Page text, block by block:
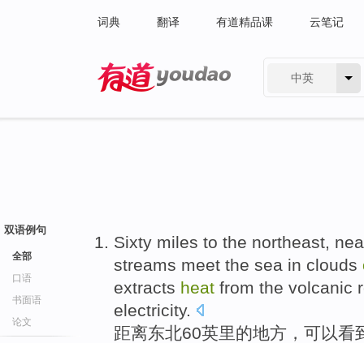
词典 翻译 有道精品课 云笔记
中英
双语例句
全部
口语
书面语
论文
Sixty miles to the northeast,
streams meet the sea in clouds
extracts heat from the volcanic
electricity.
距离东北60英里的地方 ，可以看